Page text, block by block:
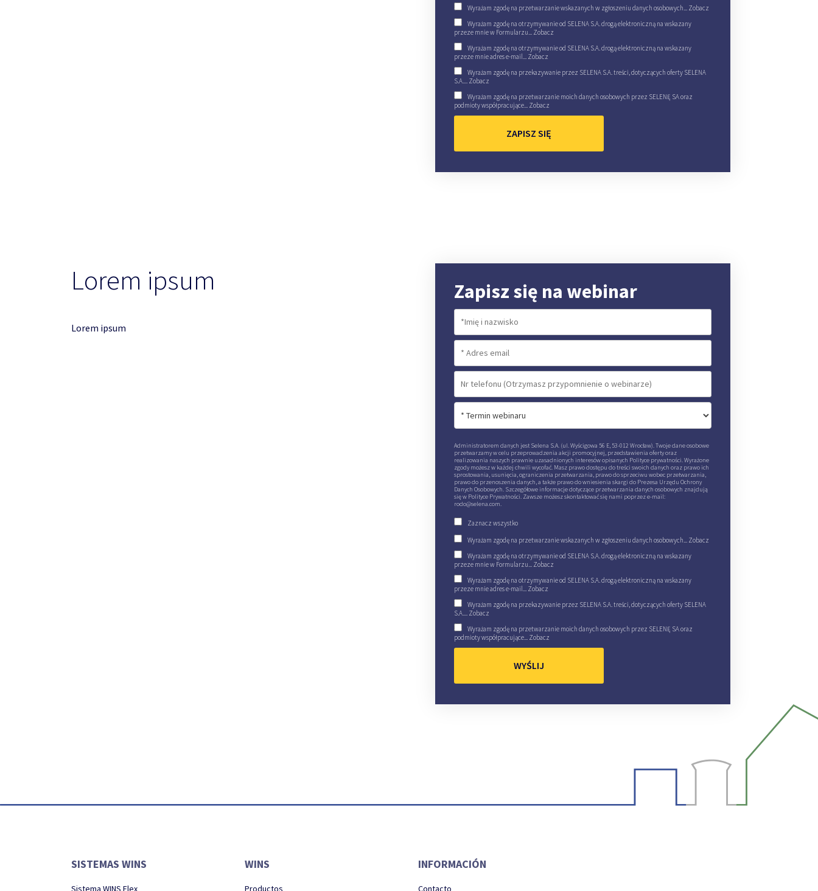
Wyrażam zgodę na przetwarzanie wskazanych w zgłoszeniu danych osobowych...
Zobacz
Wyrażam zgodę na otrzymywanie od SELENA S.A. drogą elektroniczną na wskazany
przeze mnie w Formularzu...
Zobacz
Wyrażam zgodę na otrzymywanie od SELENA S.A. drogą elektroniczną na wskazany
przeze mnie adres e-mail...
Zobacz
Wyrażam zgodę na przekazywanie przez SELENA S.A. treści, dotyczących oferty SELENA
S.A....
Zobacz
Wyrażam zgodę na przetwarzanie moich danych osobowych przez SELENĘ SA oraz
podmioty współpracujące...
Zobacz
ZAPISZ SIĘ
Lorem ipsum
Lorem ipsum
Zapisz się na webinar
Administratorem danych jest Selena S.A. (ul. Wyścigowa 56 E, 53-012 Wrocław). Twoje dane osobowe
przetwarzamy w celu przeprowadzenia akcji promocyjnej, przedstawienia oferty oraz
realizowania naszych prawnie uzasadnionych interesów opisanych Polityce prywatności. Wyrażone
zgody możesz w każdej chwili wycofać. Masz prawo dostępu do treści swoich danych oraz prawo ich
sprostowania, usunięcia, ograniczenia przetwarzania, prawo do sprzeciwu wobec przetwarzania,
prawo do przenoszenia danych, a także prawo do wniesienia skargi do Prezesa Urzędu Ochrony
Danych Osobowych. Szczegółowe informacje dotyczące przetwarzania danych osobowych znajdują
się w Polityce Prywatności. Zawsze możesz skontaktować się nami poprzez e-mail:
rodo@selena.com.
Zaznacz wszystko
Wyrażam zgodę na przetwarzanie wskazanych w zgłoszeniu danych osobowych...
Zobacz
Wyrażam zgodę na otrzymywanie od SELENA S.A. drogą elektroniczną na wskazany
przeze mnie w Formularzu...
Zobacz
Wyrażam zgodę na otrzymywanie od SELENA S.A. drogą elektroniczną na wskazany
przeze mnie adres e-mail...
Zobacz
Wyrażam zgodę na przekazywanie przez SELENA S.A. treści, dotyczących oferty SELENA
S.A....
Zobacz
Wyrażam zgodę na przetwarzanie moich danych osobowych przez SELENĘ SA oraz
podmioty współpracujące...
Zobacz
WYŚLIJ
SISTEMAS WINS
Sistema WINS Flex
WINS
Productos
INFORMACIÓN
Contacto